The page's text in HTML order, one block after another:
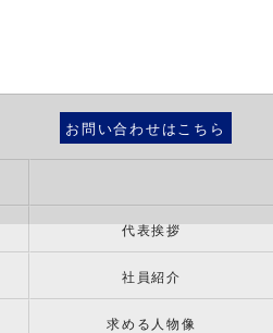
お問い合わせはこちら
代表挨拶
社員紹介
求める人物像